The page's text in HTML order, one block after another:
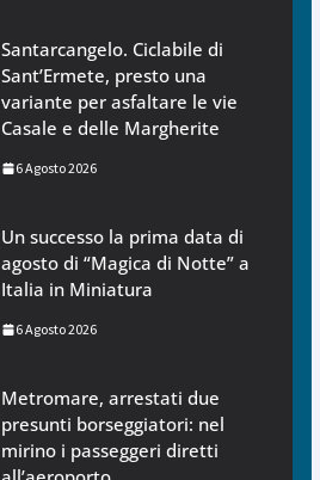
Santarcangelo. Ciclabile di
Sant’Ermete, presto una
variante per asfaltare le vie
Casale e delle Margherite
6 Agosto 2026
Un successo la prima data di
agosto di “Magica di Notte” a
Italia in Miniatura
6 Agosto 2026
Metromare, arrestati due
presunti borseggiatori: nel
mirino i passeggeri diretti